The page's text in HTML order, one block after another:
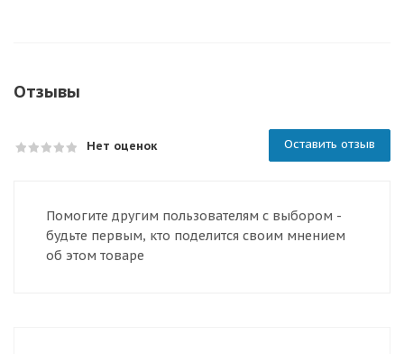
Отзывы
Нет оценок Оставить отзыв
Помогите другим пользователям с выбором -
будьте первым, кто поделится своим мнением
об этом товаре